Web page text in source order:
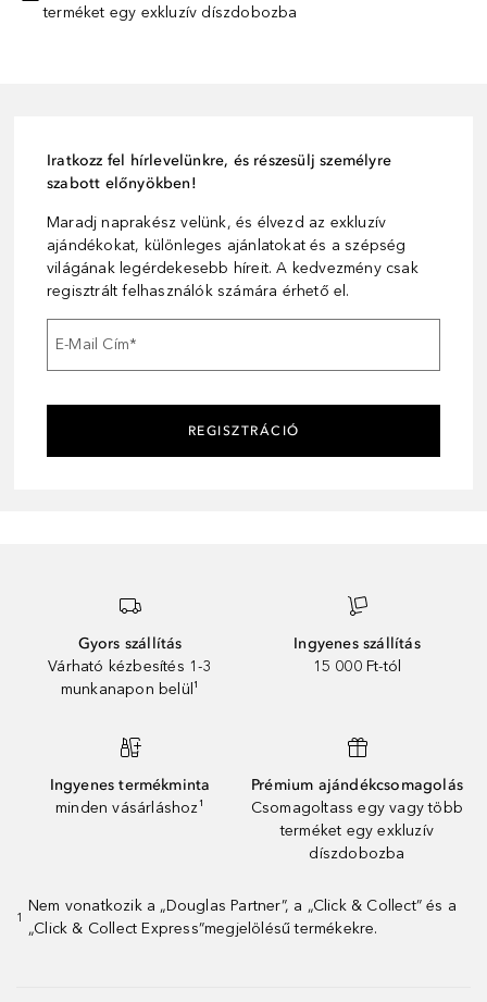
terméket egy exkluzív díszdobozba
Iratkozz fel hírlevelünkre, és részesülj személyre
szabott előnyökben!
Maradj naprakész velünk, és élvezd az exkluzív
ajándékokat, különleges ajánlatokat és a szépség
világának legérdekesebb híreit. A kedvezmény csak
regisztrált felhasználók számára érhető el.
E-Mail Cím*
REGISZTRÁCIÓ
Gyors szállítás
Várható kézbesítés 1-3
munkanapon belül¹
Ingyenes szállítás
15 000 Ft-tól
Ingyenes termékminta
minden vásárláshoz¹
Prémium ajándékcsomagolás
Csomagoltass egy vagy több
terméket egy exkluzív
díszdobozba
1
Nem vonatkozik a „Douglas Partner”, a „Click & Collect” és a
„Click & Collect Express”megjelölésű termékekre.